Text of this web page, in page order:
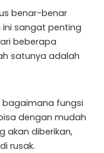
benar-benar
ini sangat penting
beberapa
satunya adalah
bagaimana fungsi
dengan mudah
akan diberikan,
rusak.